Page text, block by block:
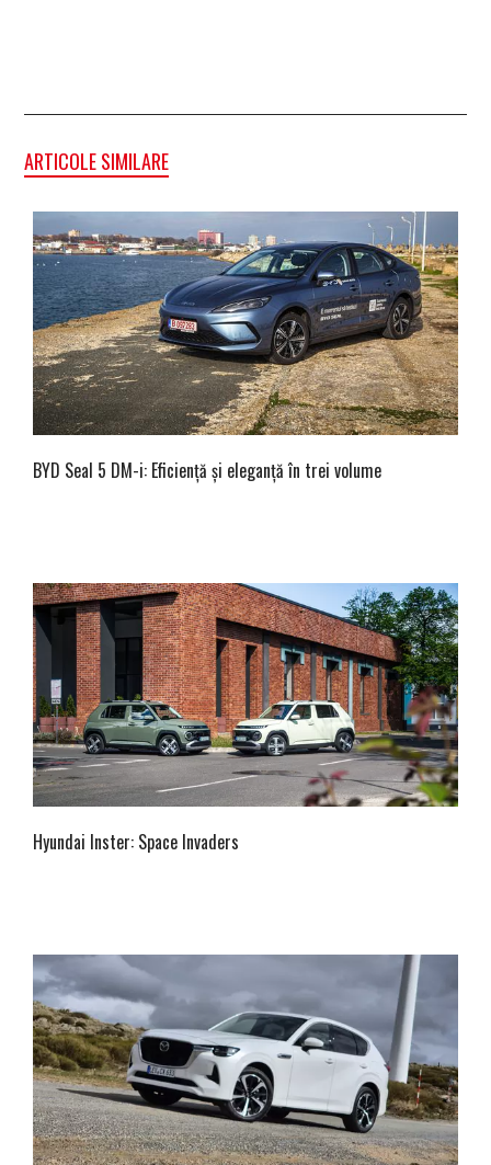
ARTICOLE SIMILARE
BYD Seal 5 DM-i: Eficiență și eleganță în trei volume
Hyundai Inster: Space Invaders